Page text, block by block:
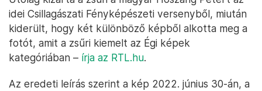
idei Csillagászati Fényképészeti versenyből, miután
kiderült, hogy két különböző képből alkotta meg a
fotót, amit a zsűri kiemelt az Égi képek
kategóriában – írja az RTL.hu.
Az eredeti leírás szerint a kép 2022. június 30-án, a